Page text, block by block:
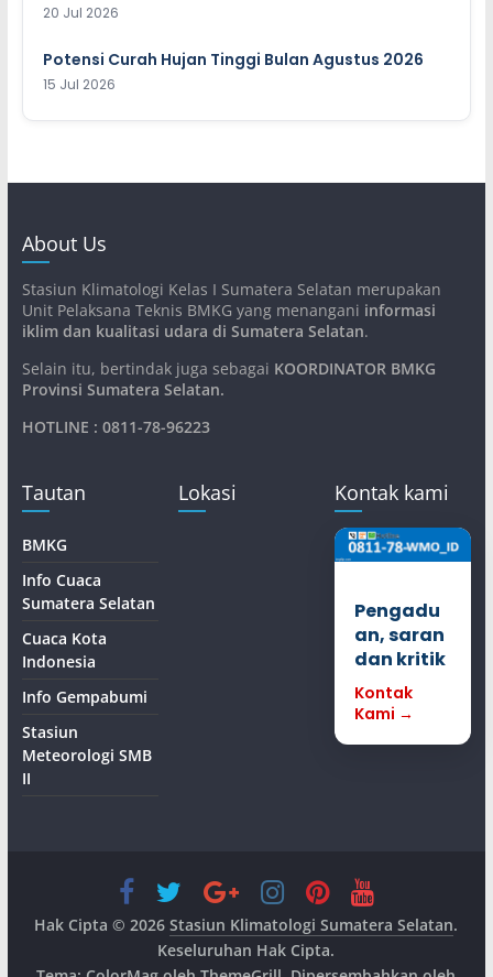
20 Jul 2026
Potensi Curah Hujan Tinggi Bulan Agustus 2026
15 Jul 2026
About Us
Stasiun Klimatologi Kelas I Sumatera Selatan merupakan
Unit Pelaksana Teknis BMKG yang menangani informasi
iklim dan kualitasi udara di Sumatera Selatan.
Selain itu, bertindak juga sebagai KOORDINATOR BMKG
Provinsi Sumatera Selatan.
HOTLINE : 0811-78-96223
Tautan
BMKG
Info Cuaca
Sumatera Selatan
Cuaca Kota
Indonesia
Info Gempabumi
Stasiun
Meteorologi SMB
II
Lokasi Kontak kami
Pengadu
an, saran
dan kritik
Kontak
Kami →
Hak Cipta © 2026Stasiun Klimatologi Sumatera Selatan.
Keseluruhan Hak Cipta.